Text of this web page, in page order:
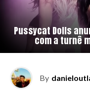
Pussycat Dolls
com a turnê
By